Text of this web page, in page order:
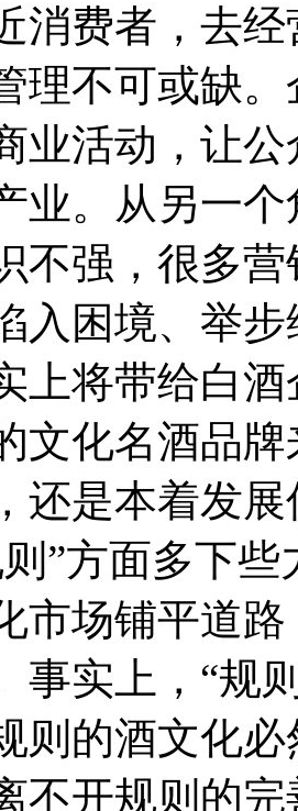
消费者，去
理不可或缺
业活动，让
业。从另一
不强，很多
入困境、举
上将带给白
文化名酒品
还是本着发
”方面多下
市场铺平道
事实上，“规
则的酒文化
不开规则的